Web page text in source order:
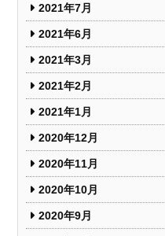
2021年7月
2021年6月
2021年3月
2021年2月
2021年1月
2020年12月
2020年11月
2020年10月
2020年9月